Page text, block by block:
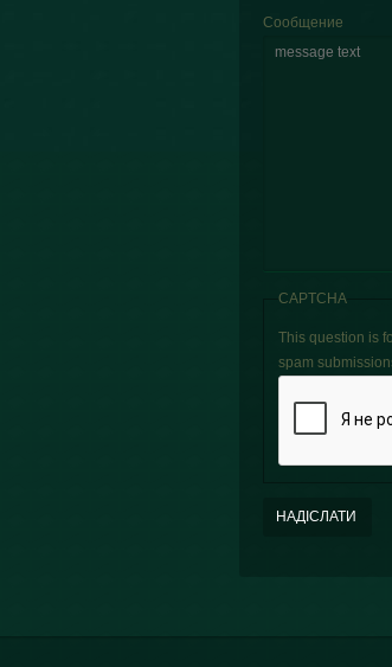
Сообщение
CAPTCHA
This question is
spam